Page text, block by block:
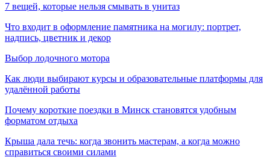
7 вещей, которые нельзя смывать в унитаз
Что входит в оформление памятника на могилу: портрет,
надпись, цветник и декор
Выбор лодочного мотора
Как люди выбирают курсы и образовательные платформы для
удалённой работы
Почему короткие поездки в Минск становятся удобным
форматом отдыха
Крыша дала течь: когда звонить мастерам, а когда можно
справиться своими силами